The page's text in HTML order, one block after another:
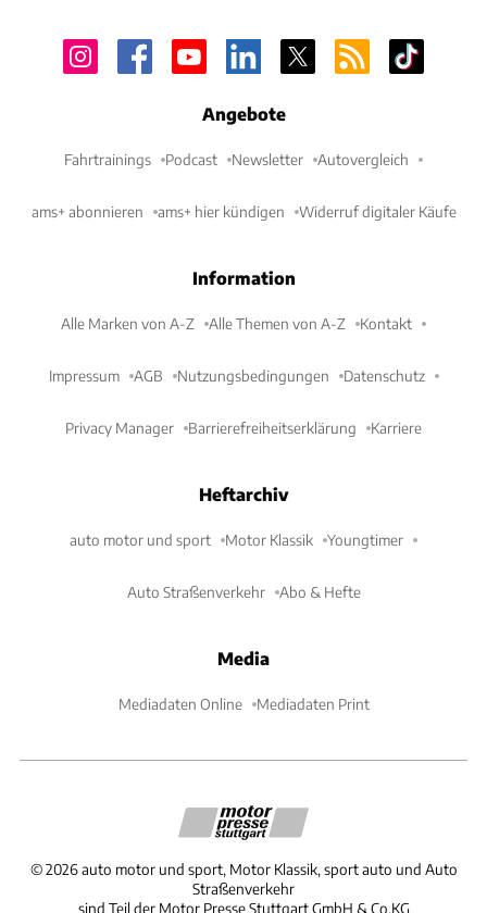
Angebote
Fahrtrainings Podcast Newsletter Autovergleich
ams+ abonnieren ams+ hier kündigen Widerruf digitaler Käufe
Information
Alle Marken von A-Z Alle Themen von A-Z Kontakt
Impressum AGB Nutzungsbedingungen Datenschutz
Privacy Manager Barrierefreiheitserklärung Karriere
Heftarchiv
auto motor und sport Motor Klassik Youngtimer
Auto Straßenverkehr Abo & Hefte
Media
Mediadaten Online Mediadaten Print
©2026 auto motor und sport, Motor Klassik, sport auto und Auto
Straßenverkehr
sind Teil der Motor Presse Stuttgart GmbH & Co.KG